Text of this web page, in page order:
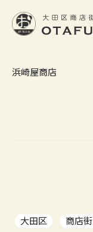
浜崎屋商店
大田区 商店街